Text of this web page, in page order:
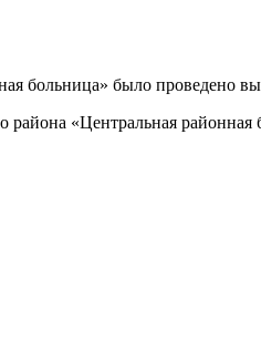
больница» было проведено
«Центральная